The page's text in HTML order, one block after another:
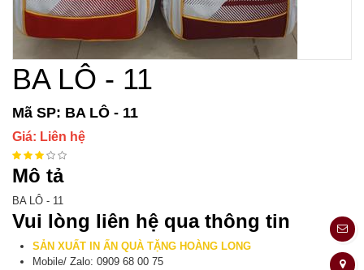
BA LÔ - 11
Mã SP: BA LÔ - 11
Giá: Liên hệ
Mô tả
BA LÔ - 11
Vui lòng liên hệ qua thông tin
SẢN XUẤT IN ẤN QUÀ TẶNG HOÀNG LONG
Mobile/ Zalo: 0909 68 00 75